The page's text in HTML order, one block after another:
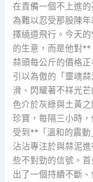
在責備一個不上進
為難以忍受那股陳
擇繞道飛行。今天
的生意，而是他對
蒜頭每公斤的價格
引以為傲的「靈魂
滑、閃耀著不祥光
色介於灰綠與土黃
珍寶，每隔三小時
受到**「溫和的震
沾沾專注於與蒜泥
些不對勁的信號。
出了一個持續不斷